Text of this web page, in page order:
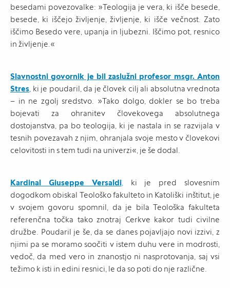
besedami povezovalke: »Teologija je vera, ki išče besede,
besede, ki iščejo življenje, življenje, ki išče večnost. Zato
iščimo Besedo vere, upanja in ljubezni. Iščimo pot, resnico
in življenje.«
Slavnostni govornik je bil zaslužni profesor msgr. Anton
Stres, ki je poudaril, da je človek cilj ali absolutna vrednota
– in ne zgolj sredstvo. »Tako dolgo, dokler se bo treba
bojevati za ohranitev človekovega absolutnega
dostojanstva, pa bo teologija, ki je nastala in se razvijala v
tesnih povezavah z njim, ohranjala svoje mesto v človekovi
celovitosti in s tem tudi na univerzi«, je še dodal.
Kardinal Giuseppe Versaldi,ki je pred slovesnim
dogodkom obiskal Teološko fakulteto in Katoliški inštitut, je
v svojem govoru spomnil, da je bila Teološka fakulteta
referenčna točka tako znotraj Cerkve kakor tudi civilne
družbe. Poudaril je še, da se danes pojavljajo novi izzivi, z
njimi pa se moramo soočiti v istem duhu vere in modrosti,
vedoč, da med vero in znanostjo ni nasprotovanja, saj vsi
težimo k isti in edini resnici, le da so poti do nje različne.